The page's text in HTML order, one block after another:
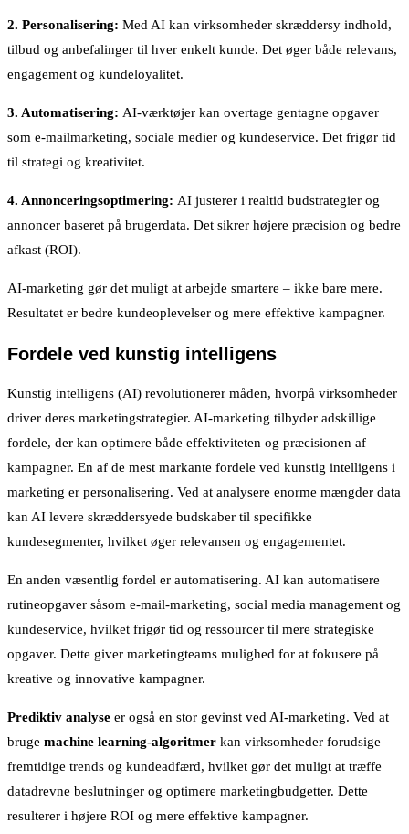
2. Personalisering: Med AI kan virksomheder skræddersy indhold,
tilbud og anbefalinger til hver enkelt kunde. Det øger både relevans,
engagement og kundeloyalitet.
3. Automatisering: AI-værktøjer kan overtage gentagne opgaver
som e-mailmarketing, sociale medier og kundeservice. Det frigør tid
til strategi og kreativitet.
4. Annonceringsoptimering: AI justerer i realtid budstrategier og
annoncer baseret på brugerdata. Det sikrer højere præcision og bedre
afkast (ROI).
AI-marketing gør det muligt at arbejde smartere – ikke bare mere.
Resultatet er bedre kundeoplevelser og mere effektive kampagner.
Fordele ved kunstig intelligens
Kunstig intelligens (AI) revolutionerer måden, hvorpå virksomheder
driver deres marketingstrategier. AI-marketing tilbyder adskillige
fordele, der kan optimere både effektiviteten og præcisionen af
kampagner. En af de mest markante fordele ved kunstig intelligens i
marketing er personalisering. Ved at analysere enorme mængder data
kan AI levere skræddersyede budskaber til specifikke
kundesegmenter, hvilket øger relevansen og engagementet.
En anden væsentlig fordel er automatisering. AI kan automatisere
rutineopgaver såsom e-mail-marketing, social media management og
kundeservice, hvilket frigør tid og ressourcer til mere strategiske
opgaver. Dette giver marketingteams mulighed for at fokusere på
kreative og innovative kampagner.
Prediktiv analyse er også en stor gevinst ved AI-marketing. Ved at
bruge machine learning-algoritmer kan virksomheder forudsige
fremtidige trends og kundeadfærd, hvilket gør det muligt at træffe
datadrevne beslutninger og optimere marketingbudgetter. Dette
resulterer i højere ROI og mere effektive kampagner.